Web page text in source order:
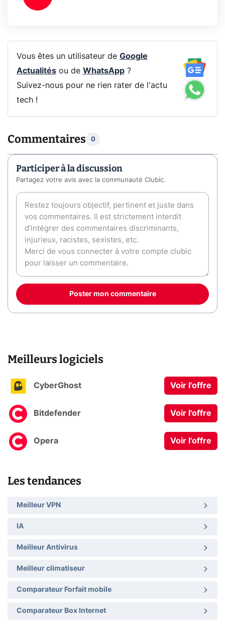
Vous êtes un utilisateur de Google
Actualitésou de WhatsApp?
Suivez-nous pour ne rien rater de l'actu
tech !
Commentaires 0
Participer à la discussion
Partagez votre avis avec la communauté Clubic.
Poster mon commentaire
Meilleurs logiciels
CyberGhost Voir l'offre
Bitdefender Voir l'offre
Opera Voir l'offre
Les tendances
Meilleur VPN
IA
Meilleur Antivirus
Meilleur climatiseur
Comparateur Forfait mobile
Comparateur Box Internet